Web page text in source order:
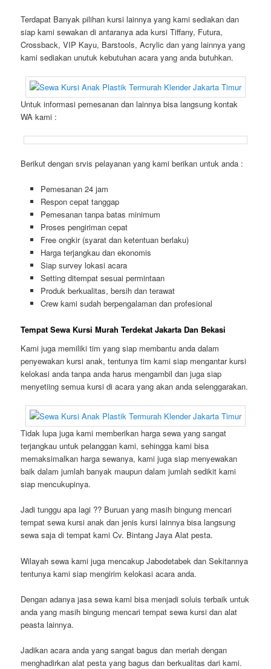
Terdapat Banyak pilihan kursi lainnya yang kami sediakan dan
siap kami sewakan di antaranya ada kursi Tiffany, Futura,
Crossback, VIP Kayu, Barstools, Acrylic dan yang lainnya yang
kami sediakan unutuk kebutuhan acara yang anda butuhkan.
Untuk informasi pemesanan dan lainnya bisa langsung kontak
WA kami :
Berikut dengan srvis pelayanan yang kami berikan untuk anda :
Pemesanan 24 jam
Respon cepat tanggap
Pemesanan tanpa batas minimum
Proses pengiriman cepat
Free ongkir (syarat dan ketentuan berlaku)
Harga terjangkau dan ekonomis
Siap survey lokasi acara
Setting ditempat sesuai permintaan
Produk berkualitas, bersih dan terawat
Crew kami sudah berpengalaman dan profesional
Tempat Sewa Kursi Murah Terdekat Jakarta Dan Bekasi
Kami juga memiliki tim yang siap membantu anda dalam
penyewakan kursi anak, tentunya tim kami siap mengantar kursi
kelokasi anda tanpa anda harus mengambil dan juga siap
menyetiing semua kursi di acara yang akan anda selenggarakan.
Tidak lupa juga kami memberikan harga sewa yang sangat
terjangkau untuk pelanggan kami, sehingga kami bisa
memaksimalkan harga sewanya, kami juga siap menyewakan
baik dalam jumlah banyak maupun dalam jumlah sedikit kami
siap mencukupinya.
Jadi tunggu apa lagi ?? Buruan yang masih bingung mencari
tempat sewa kursi anak dan jenis kursi lainnya bisa langsung
sewa saja di tempat kami Cv. Bintang Jaya Alat pesta.
Wilayah sewa kami juga mencakup Jabodetabek dan Sekitannya
tentunya kami siap mengirim kelokasi acara anda.
Dengan adanya jasa sewa kami bisa menjadi soluis terbaik untuk
anda yang masih bingung mencari tempat sewa kursi dan alat
peasta lainnya.
Jadikan acara anda yang sangat bagus dan meriah dengan
menghadirkan alat pesta yang bagus dan berkualitas dari kami.